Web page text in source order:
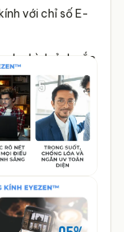
với chỉ số E-
cho hình ảnh sắc
phủ 6 tháng
dầu, bám vân